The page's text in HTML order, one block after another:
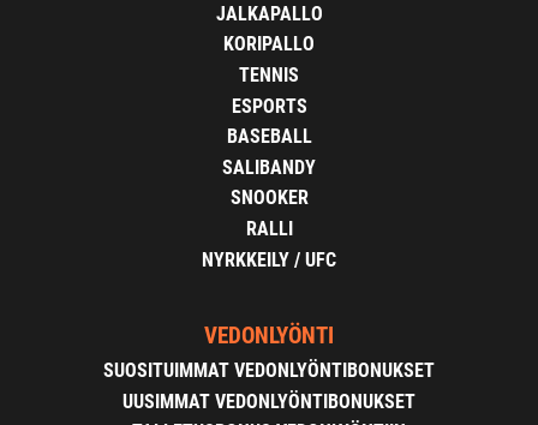
JALKAPALLO
KORIPALLO
TENNIS
ESPORTS
BASEBALL
SALIBANDY
SNOOKER
RALLI
NYRKKEILY / UFC
VEDONLYÖNTI
SUOSITUIMMAT VEDONLYÖNTIBONUKSET
UUSIMMAT VEDONLYÖNTIBONUKSET